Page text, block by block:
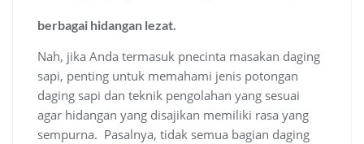
berbagai hidangan lezat.
Nah, jika Anda termasuk pnecinta masakan daging
sapi, penting untuk memahami jenis potongan
daging sapi dan teknik pengolahan yang sesuai
agar hidangan yang disajikan memiliki rasa yang
sempurna. Pasalnya, tidak semua bagian daging